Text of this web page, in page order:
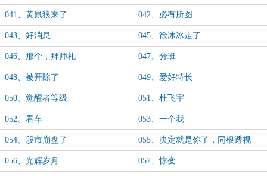
041、黄鼠狼来了 042、必有所图
043、好消息 045、徐冰冰走了
046、那个，拜师礼 047、分班
048、被开除了 049、爱好特长
050、觉醒者等级 051、杜飞宇
052、看车 053、一个我
054、股市崩盘了 055、决定就是你了，同根透视
眼！
056、光辉岁月 057、惊变